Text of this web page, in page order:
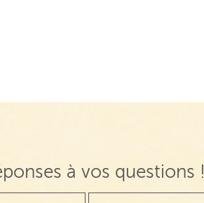
à vos questions !